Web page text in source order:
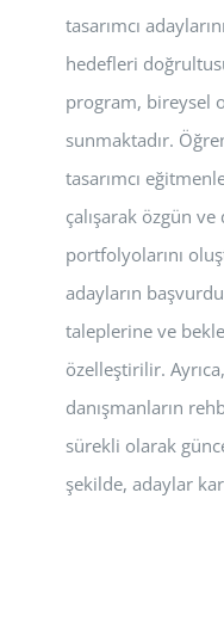
tasarımcı
hedefleri
program, bireysel
sunmaktadır.
tasarımcı
çalışarak özgün
portfolyolarını
adayların
taleplerine ve
özelleştirilir.
danışmanların
sürekli olarak
şekilde, adaylar